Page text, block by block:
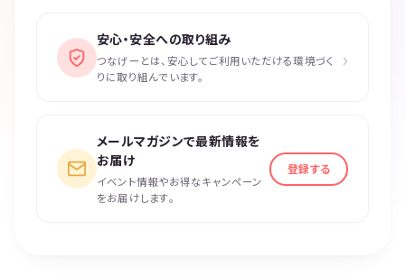
安心・安全への取り組み
つなげーとは、安心してご利用いただける環境づく
りに取り組んでいます。
›
メールマガジンで最新情報を
お届け
イベント情報やお得なキャンペーン
をお届けします。
登録する